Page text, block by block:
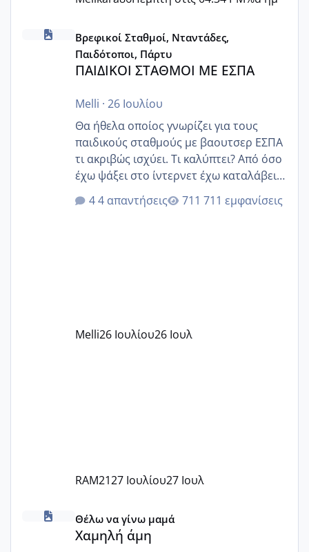
ΠΑΙΔΙΚΟΙ ΣΤΑΘΜΟΙ ΜΕ ΕΣΠΑ
Βρεφικοί Σταθμοί, Νταντάδες,
Παιδότοποι, Πάρτυ
ΠΑΙΔΙΚΟΙ ΣΤΑΘΜΟΙ ΜΕ ΕΣΠΑ
Melli · 26 Ιουλίου
Θα ήθελα οποίος γνωρίζει για τους
παιδικούς σταθμούς με βαουτσερ ΕΣΠΑ
τι ακριβώς ισχύει. Τι καλύπτει? Από όσο
έχω ψάξει στο ίντερνετ έχω καταλάβει
ότι το βαουτσερ καλύπτει όλα τα
δίδακτρα και τα τροφεια του ιδιωτικού
Εγώ πήγα σε έναν ιδιωτικό παιδικό στ
4 απαντήσεις 711 εμφανίσεις
Melli26 Ιουλίου26 Ιουλ
RAM2127 Ιουλίου27 Ιουλ
Χαμηλή άμη
Θέλω να γίνω μαμά
Χαμηλή άμη